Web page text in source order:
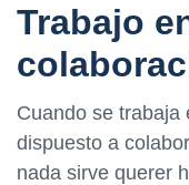
Trabajo
Cuando se trabaja
dispuesto a
nada sirve querer